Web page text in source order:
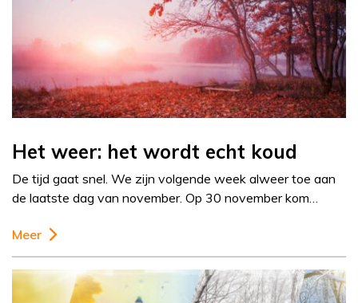
Het weer: het wordt echt koud
De tijd gaat snel. We zijn volgende week alweer toe aan
de laatste dag van november. Op 30 november kom…
Meer